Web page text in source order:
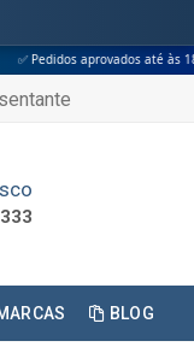
até às 18h ✅
BLOG